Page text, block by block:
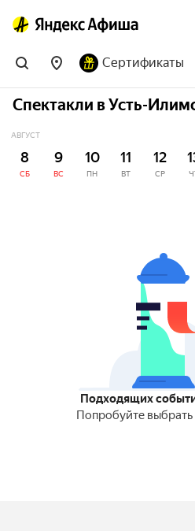
Сертификаты
Спектакли в Усть-
АВГУСТ
8
СБ
9
ВС
10
ПН
11
ВТ
12
СР
Подходящих
Попробуйте